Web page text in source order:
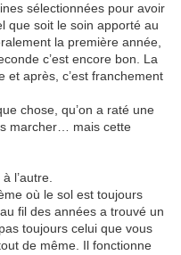
sélectionnées pour avoir
que soit le soin apporté au
la première année,
c’est encore bon. La
et après, c’est franchement
chose, qu’on a raté une
marcher… mais cette
l’autre.
où le sol est toujours
fil des années a trouvé un
toujours celui que vous
de même. Il fonctionne